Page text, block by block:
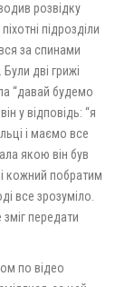
розвідку
підрозділи
за спинами
дві грижі
“давай будемо
у відповідь: “я
і маємо все
якою він був
кожний побратим
все зрозуміло.
передати
по відео